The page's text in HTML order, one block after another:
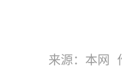
来源：本网